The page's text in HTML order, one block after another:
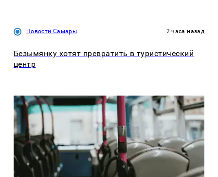
Новости Самары 2 часа назад
Безымянку хотят превратить в туристический
центр